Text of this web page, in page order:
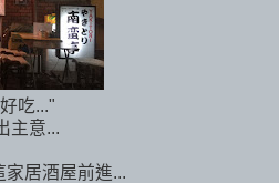
吃..."
主意...
居酒屋前進...